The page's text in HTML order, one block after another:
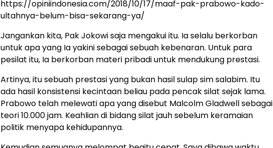
https://opiniindonesia.com/2018/10/17/maaf-pak-prabowo-kado-
ultahnya-belum-bisa-sekarang-ya/
Jangankan kita, Pak Jokowi saja mengakui itu. Ia selalu berkorban
untuk apa yang Ia yakini sebagai sebuah kebenaran. Untuk para
pesilat itu, Ia berkorban materi pribadi untuk mendukung prestasi.
Artinya, itu sebuah prestasi yang bukan hasil sulap sim salabim. Itu
ada hasil konsistensi kecintaan beliau pada pencak silat sejak lama.
Prabowo telah melewati apa yang disebut Malcolm Gladwell sebagai
teori 10.000 jam. Keahlian di bidang silat jauh sebelum keramaian
politik menyapa kehidupannya.